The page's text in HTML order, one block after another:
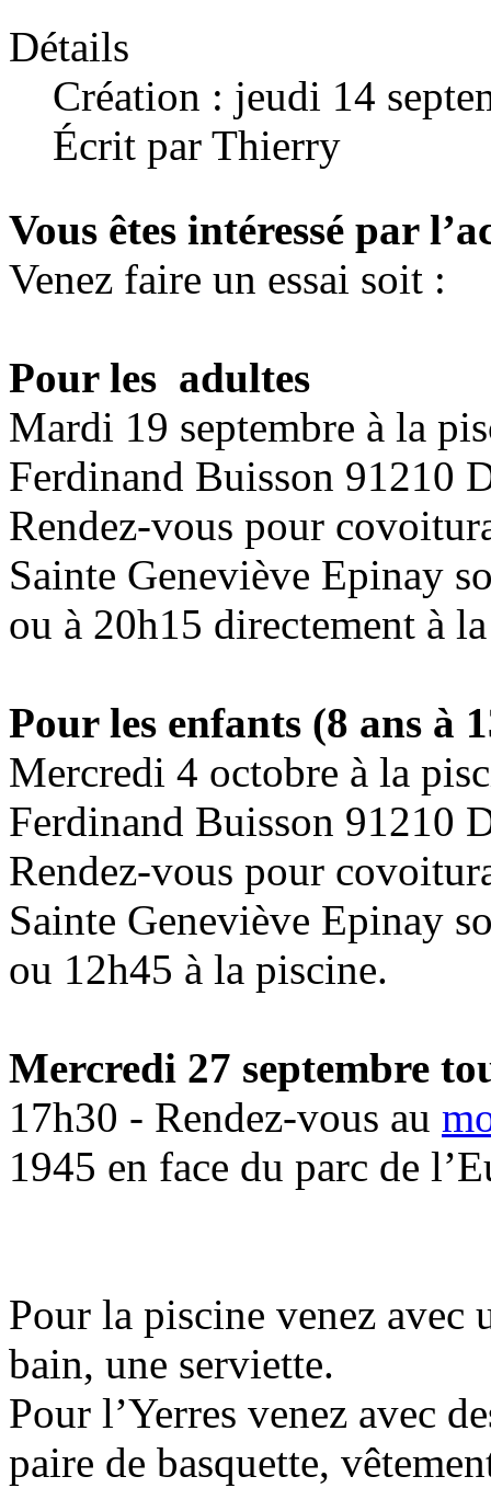
Détails
Création : jeudi 14
Écrit par Thierry
Vous êtes intéressé par
Venez faire un essai soit :
Pour les adultes
Mardi 19 septembre à la
Ferdinand Buisson 91210
Rendez-vous pour
Sainte Geneviève Epinay
ou à 20h15 directement à
Pour les enfants (8 ans à
Mercredi 4 octobre à la
Ferdinand Buisson 91210
Rendez-vous pour
Sainte Geneviève Epinay
ou 12h45 à la piscine.
Mercredi 27 septembre
17h30 - Rendez-vous au
1945 en face du parc de
Pour la piscine venez
bain, une serviette.
Pour l’Yerres venez avec
paire de basquette,